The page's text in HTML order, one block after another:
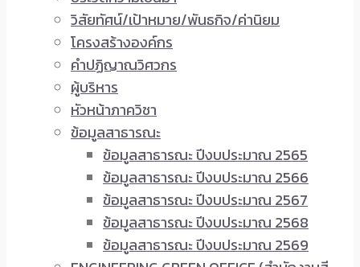
วิสัยทัศน์/เป้าหมาย/พันธกิจ/ค่านิยม
โครงสร้างองค์กร
คำปฏิญาณวิศวกร
ผู้บริหาร
หัวหน้าภาควิชา
ข้อมูลสาธารณะ
ข้อมูลสาธารณะ ปีงบประมาณ 2565
ข้อมูลสาธารณะ ปีงบประมาณ 2566
ข้อมูลสาธารณะ ปีงบประมาณ 2567
ข้อมูลสาธารณะ ปีงบประมาณ 2568
ข้อมูลสาธารณะ ปีงบประมาณ 2569